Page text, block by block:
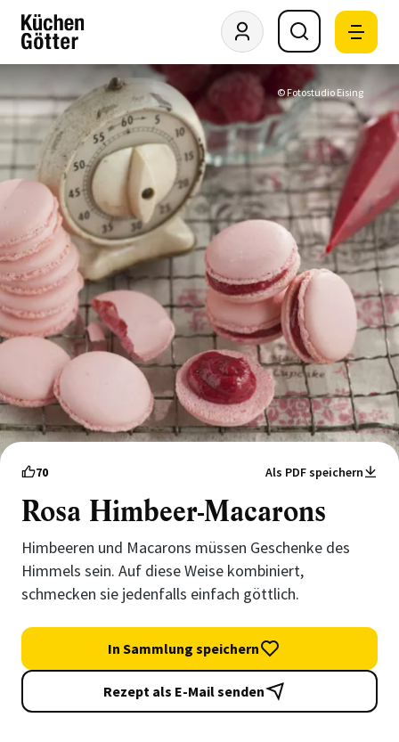
© Fotostudio Eising
70 Als PDF speichern
Rosa Himbeer-Macarons
Himbeeren und Macarons müssen Geschenke des
Himmels sein. Auf diese Weise kombiniert,
schmecken sie jedenfalls einfach göttlich.
In Sammlung speichern
Rezept als E-Mail senden